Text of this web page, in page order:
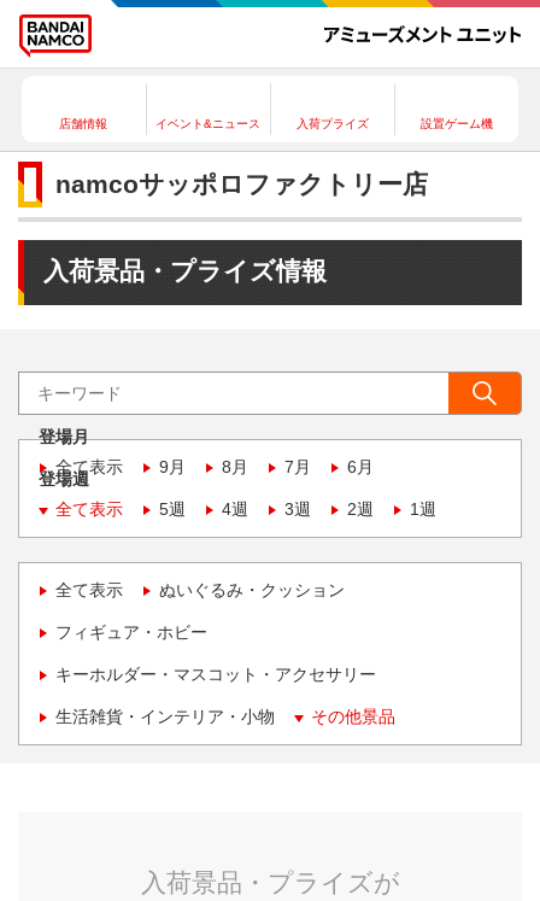
店舗情報 イベント&ニュース 入荷プライズ 設置ゲーム機
namcoサッポロファクトリー店
入荷景品・プライズ情報
登場月
全て表示
9月 8月 7月 6月
登場週
全て表示
5週 4週 3週 2週 1週
全て表示 ぬいぐるみ・クッション
フィギュア・ホビー
キーホルダー・マスコット・アクセサリー
生活雑貨・インテリア・小物 その他景品